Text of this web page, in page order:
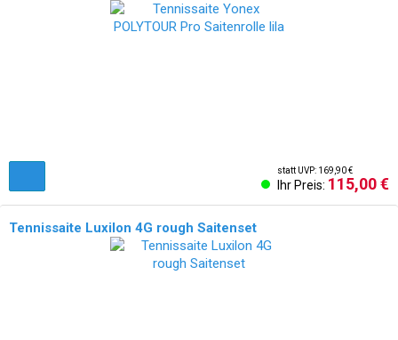
statt UVP: 169,90 €
Ihr Preis: 115,00 €
Tennissaite Luxilon 4G rough Saitenset